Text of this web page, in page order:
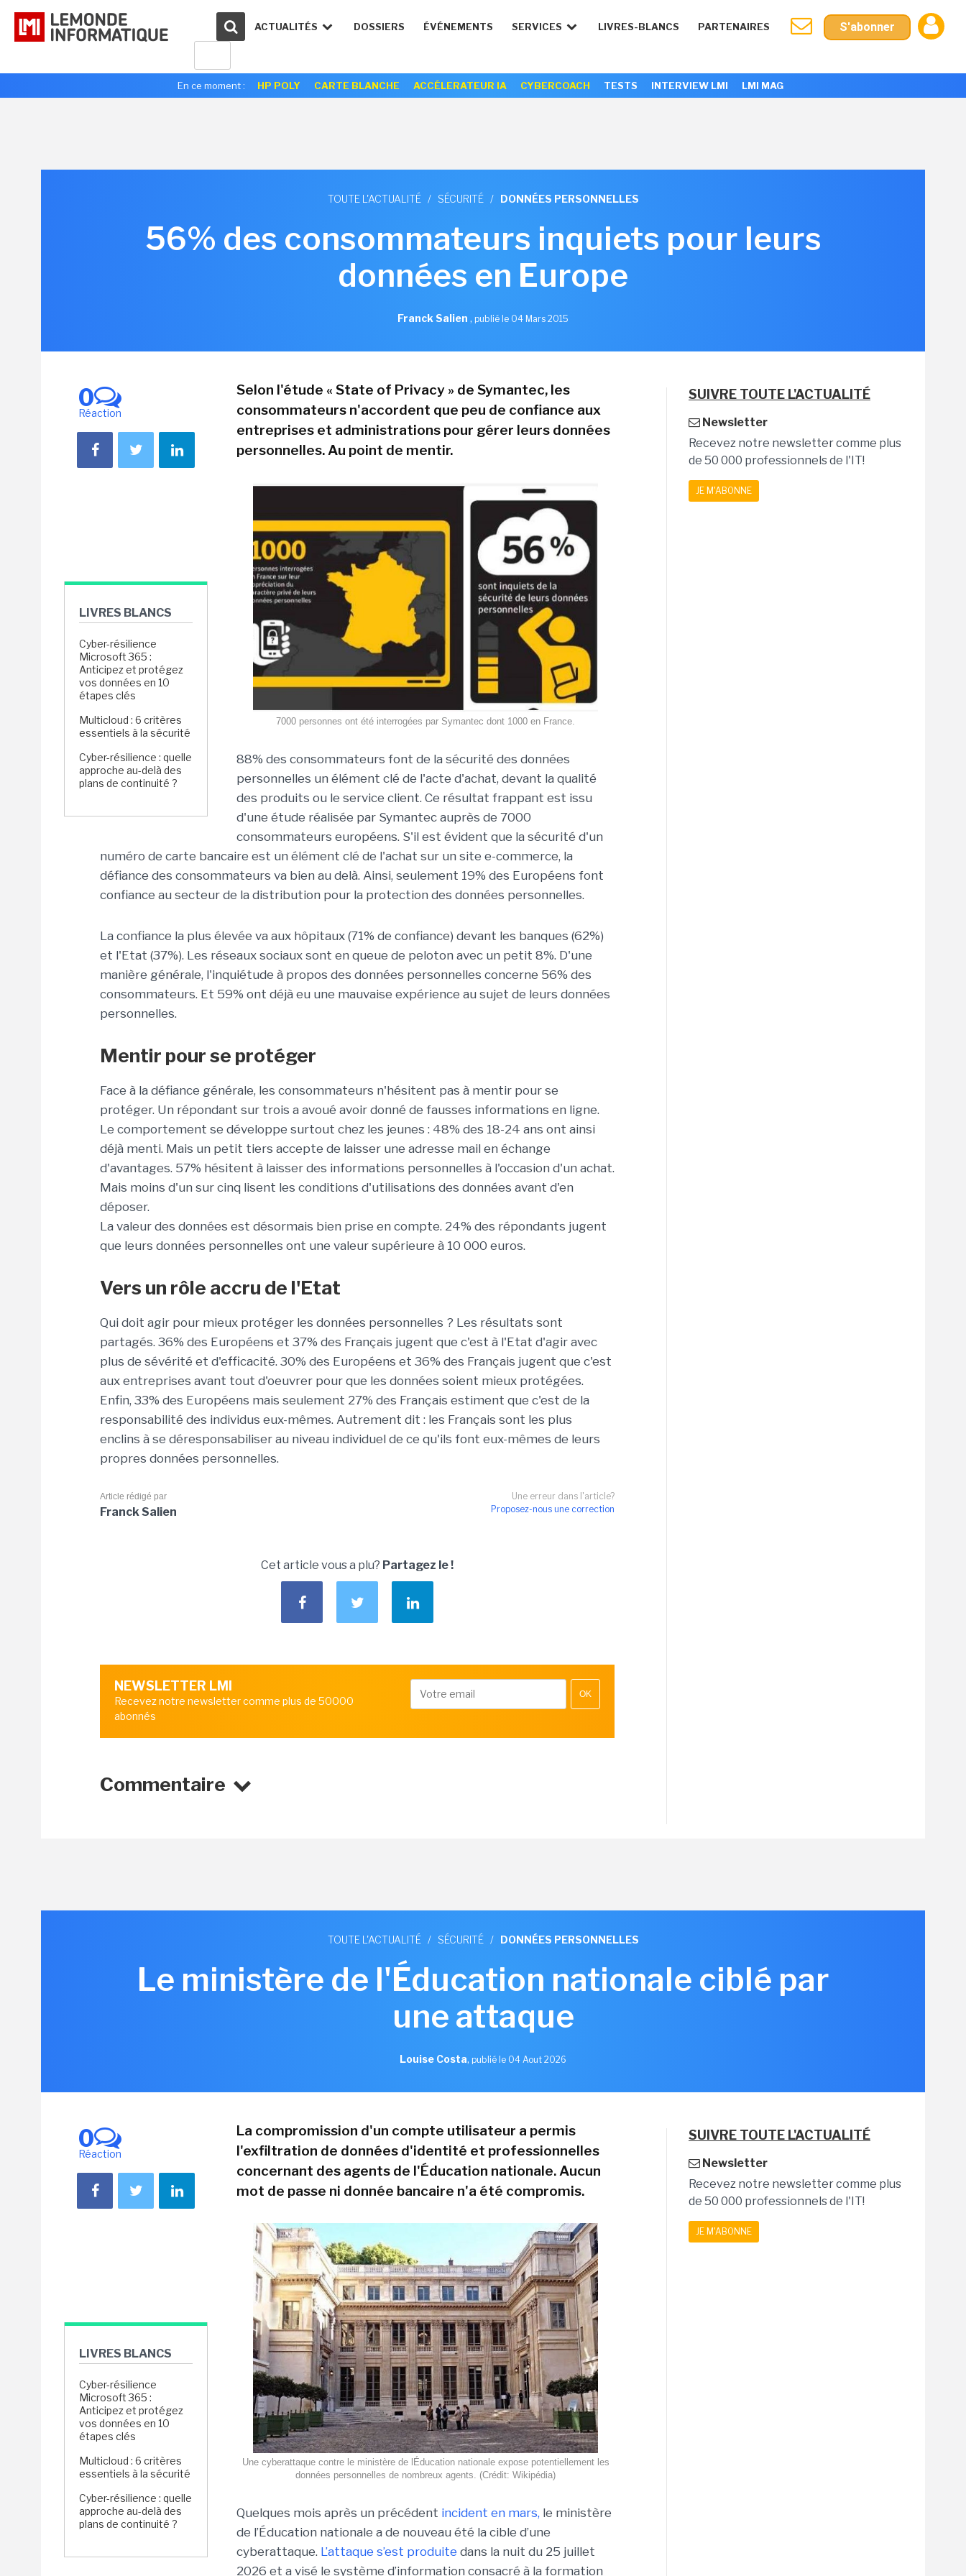
ACTUALITÉS DOSSIERS ÉVÉNEMENTS SERVICES LIVRES-BLANCS PARTENAIRES S'abonner
En ce moment : HP POLY CARTE BLANCHE ACCÉLERATEUR IA CYBERCOACH TESTS INTERVIEW LMI LMI MAG
TOUTE L'ACTUALITÉ / SÉCURITÉ / DONNÉES PERSONNELLES
56% des consommateurs inquiets pour leurs
données en Europe
Franck Salien , publié le 04 Mars 2015
0
Réaction
LIVRES BLANCS
Cyber-résilience
Microsoft 365 :
Anticipez et protégez
vos données en 10
étapes clés
Multicloud : 6 critères
essentiels à la sécurité
Cyber-résilience : quelle
approche au-delà des
plans de continuité ?
Selon l'étude « State of Privacy » de Symantec, les
consommateurs n'accordent que peu de confiance aux
entreprises et administrations pour gérer leurs données
personnelles. Au point de mentir.
7000 personnes ont été interrogées par Symantec dont 1000 en France.
88% des consommateurs font de la sécurité des données
personnelles un élément clé de l'acte d'achat, devant la qualité
des produits ou le service client. Ce résultat frappant est issu
d'une étude réalisée par Symantec auprès de 7000
consommateurs européens. S'il est évident que la sécurité d'un
numéro de carte bancaire est un élément clé de l'achat sur un site e-commerce, la
défiance des consommateurs va bien au delà. Ainsi, seulement 19% des Européens font
confiance au secteur de la distribution pour la protection des données personnelles.
La confiance la plus élevée va aux hôpitaux (71% de confiance) devant les banques (62%)
et l'Etat (37%). Les réseaux sociaux sont en queue de peloton avec un petit 8%. D'une
manière générale, l'inquiétude à propos des données personnelles concerne 56% des
consommateurs. Et 59% ont déjà eu une mauvaise expérience au sujet de leurs données
personnelles.
Mentir pour se protéger
Face à la défiance générale, les consommateurs n'hésitent pas à mentir pour se
protéger. Un répondant sur trois a avoué avoir donné de fausses informations en ligne.
Le comportement se développe surtout chez les jeunes : 48% des 18-24 ans ont ainsi
déjà menti. Mais un petit tiers accepte de laisser une adresse mail en échange
d'avantages. 57% hésitent à laisser des informations personnelles à l'occasion d'un achat.
Mais moins d'un sur cinq lisent les conditions d'utilisations des données avant d'en
déposer.
La valeur des données est désormais bien prise en compte. 24% des répondants jugent
que leurs données personnelles ont une valeur supérieure à 10 000 euros.
Vers un rôle accru de l'Etat
Qui doit agir pour mieux protéger les données personnelles ? Les résultats sont
partagés. 36% des Européens et 37% des Français jugent que c'est à l'Etat d'agir avec
plus de sévérité et d'efficacité. 30% des Européens et 36% des Français jugent que c'est
aux entreprises avant tout d'oeuvrer pour que les données soient mieux protégées.
Enfin, 33% des Européens mais seulement 27% des Français estiment que c'est de la
responsabilité des individus eux-mêmes. Autrement dit : les Français sont les plus
enclins à se déresponsabiliser au niveau individuel de ce qu'ils font eux-mêmes de leurs
propres données personnelles.
Une erreur dans l'article?
Proposez-nous une correction
Article rédigé par
Franck Salien
Cet article vous a plu? Partagez le !
NEWSLETTER LMI
Recevez notre newsletter comme plus de 50000
abonnés
OK
Commentaire
SUIVRE TOUTE L'ACTUALITÉ
Newsletter
Recevez notre newsletter comme plus
de 50 000 professionnels de l'IT!
JE M'ABONNE
TOUTE L'ACTUALITÉ / SÉCURITÉ / DONNÉES PERSONNELLES
Le ministère de l'Éducation nationale ciblé par
une attaque
Louise Costa, publié le 04 Aout 2026
0
Réaction
LIVRES BLANCS
Cyber-résilience
Microsoft 365 :
Anticipez et protégez
vos données en 10
étapes clés
Multicloud : 6 critères
essentiels à la sécurité
Cyber-résilience : quelle
approche au-delà des
plans de continuité ?
La compromission d'un compte utilisateur a permis
l'exfiltration de données d'identité et professionnelles
concernant des agents de l'Éducation nationale. Aucun
mot de passe ni donnée bancaire n'a été compromis.
Une cyberattaque contre le ministère de lÉducation nationale expose potentiellement les
données personnelles de nombreux agents. (Crédit: Wikipédia)
Quelques mois après un précédent incident en mars, le ministère
de l’Éducation nationale a de nouveau été la cible d’une
cyberattaque. L’attaque s’est produite dans la nuit du 25 juillet
2026 et a visé le système d’information consacré à la formation
SUIVRE TOUTE L'ACTUALITÉ
Newsletter
Recevez notre newsletter comme plus
de 50 000 professionnels de l'IT!
JE M'ABONNE